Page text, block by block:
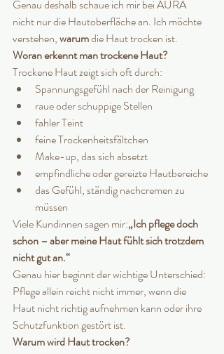
Genau deshalb schaue ich mir bei AURA
nicht nur die Hautoberfläche an. Ich möchte
verstehen, warum die Haut trocken ist.
Woran erkennt man trockene Haut?
Trockene Haut zeigt sich oft durch:
Spannungsgefühl nach der Reinigung
raue oder schuppige Stellen
fahler Teint
feine Trockenheitsfältchen
Make-up, das sich absetzt
empfindliche oder gereizte Hautbereiche
das Gefühl, ständig nachcremen zu
müssen
Viele Kundinnen sagen mir:„Ich pflege doch
schon – aber meine Haut fühlt sich trotzdem
nicht gut an.“
Genau hier beginnt der wichtige Unterschied:
Pflege allein reicht nicht immer, wenn die
Haut nicht richtig aufnehmen kann oder ihre
Schutzfunktion gestört ist.
Warum wird Haut trocken?